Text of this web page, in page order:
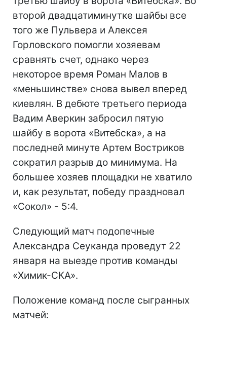
второй двадцатиминутке шайбы все
того же Пульвера и Алексея
Горловского помогли хозяевам
сравнять счет, однако через
некоторое время Роман Малов в
«меньшинстве» снова вывел вперед
киевлян. В дебюте третьего периода
Вадим Аверкин забросил пятую
шайбу в ворота «Витебска», а на
последней минуте Артем Востриков
сократил разрыв до минимума. На
большее хозяев площадки не хватило
и, как результат, победу праздновал
«Сокол» - 5:4.
Следующий матч подопечные
Александра Сеуканда проведут 22
января на выезде против команды
«Химик-СКА».
Положение команд после сыгранных
матчей: